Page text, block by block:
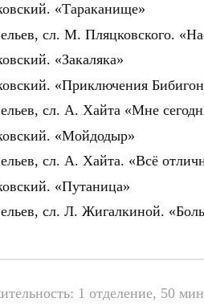
«Тараканище»
сл. М. Пляцковского.
«Закаляка»
«Приключения
сл. А. Хайта «Мне
«Мойдодыр»
сл. А. Хайта. «Всё
«Путаница»
сл. Л. Жигалкиной.
1 отделение, 50